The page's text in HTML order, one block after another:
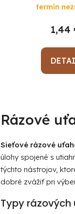
termín
1,44
Rázové
Sieťové rázové
úlohy spojené s
týchto nástrojov,
dobré zvážiť pri
Typy